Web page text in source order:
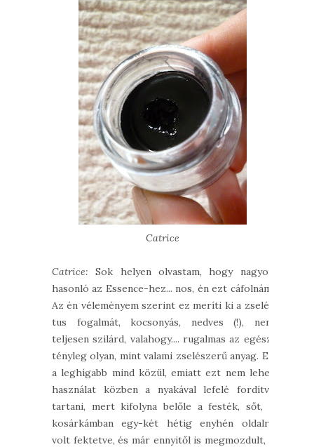
Catrice
Catrice:Sok helyen olvastam, hogy nagyon
hasonló az Essence-hez... nos, én ezt cáfolnám.
Az én véleményem szerint ez meríti ki a zselés
tus fogalmát, kocsonyás, nedves (!), nem
teljesen szilárd, valahogy.... rugalmas az egész,
tényleg olyan, mint valami zselészerű anyag. Ez
a leghígabb mind közül, emiatt ezt nem lehet
használat közben a nyakával lefelé fordítva
tartani, mert kifolyna belőle a festék, sőt, a
kosárkámban egy-két hétig enyhén oldalra
volt fektetve, és már ennyitől is megmozdult, a